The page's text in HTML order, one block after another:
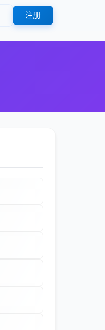
注册